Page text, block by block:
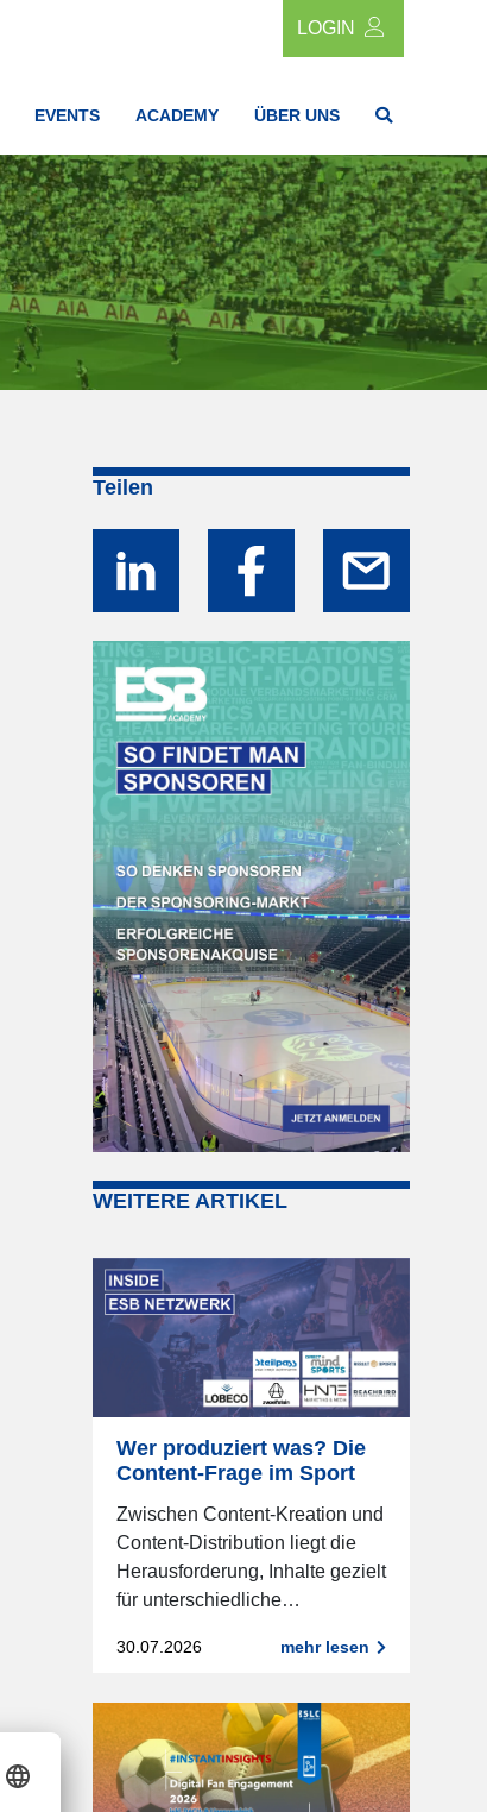
LOGIN
EVENTS ACADEMY ÜBER UNS
Teilen
WEITERE ARTIKEL
Wer produziert was? Die
Content-Frage im Sport
Zwischen Content-Kreation und
Content-Distribution liegt die
Herausforderung, Inhalte gezielt
für unterschiedliche…
30.07.2026 mehr lesen